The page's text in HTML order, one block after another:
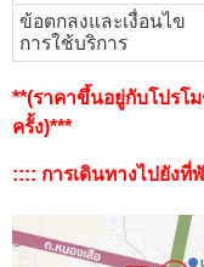
ข้อตกลงและเงื่อนไข
การใช้บริการ
**(ราคาขึ้นอยู่กับโปรโ
ครั้ง)***
:::: การเดินทางไปยังที่